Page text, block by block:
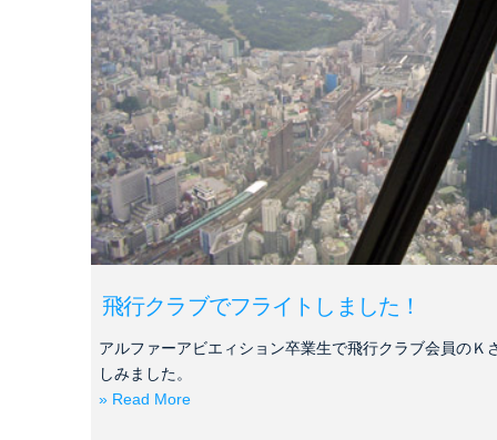
飛行クラブでフライトしました！
アルファーアビエィション卒業生で飛行クラブ会員のＫ
しみました。
» Read More